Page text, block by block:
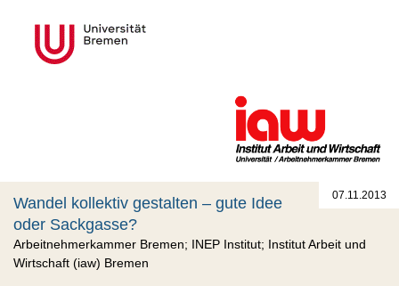
07.11.2013
Wandel kollektiv gestalten – gute Idee
oder Sackgasse?
Arbeitnehmerkammer Bremen; INEP Institut; Institut Arbeit und
Wirtschaft (iaw) Bremen